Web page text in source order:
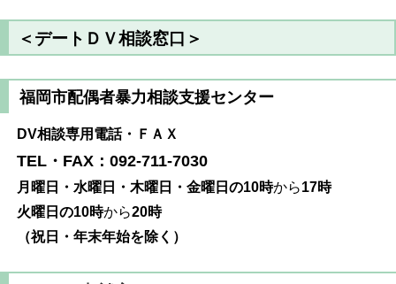
＜デートＤＶ相談窓口＞
福岡市配偶者暴力相談支援センター
DV相談専用電話・ＦＡＸ
TEL・FAX：092-711-7030
月曜日・水曜日・木曜日・金曜日の10時から17時
火曜日の10時から20時
（祝日・年末年始を除く）